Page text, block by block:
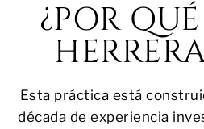
¿POR
Esta práctica está
década de experiencia